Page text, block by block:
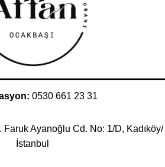
0530 661 23 31
Faruk Ayanoğlu Cd. No: 1/D, Kadıköy/
İstanbul